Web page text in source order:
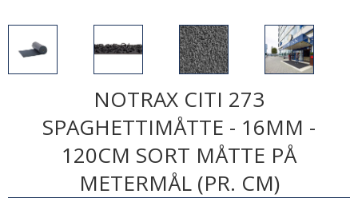
NOTRAX CITI 273
SPAGHETTIMÅTTE - 16MM -
120CM SORT MÅTTE PÅ
METERMÅL (PR. CM)